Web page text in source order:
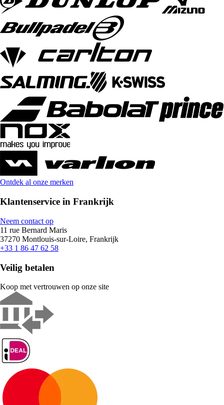
Ontdek al onze merken
Klantenservice in Frankrijk
Neem contact op
11 rue Bernard Maris
37270 Montlouis-sur-Loire, Frankrijk
+33 1 86 47 62 58
Veilig betalen
Koop met vertrouwen op onze site